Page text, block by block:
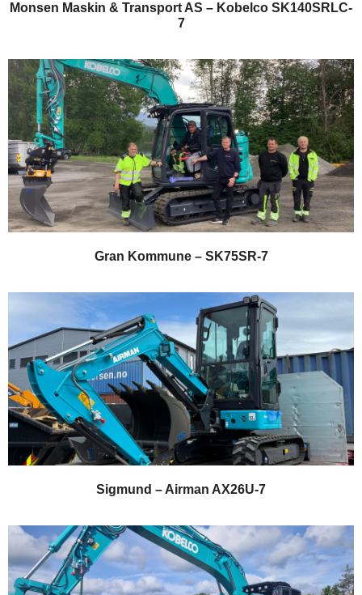
Monsen Maskin & Transport AS – Kobelco SK140SRLC-
7
Gran Kommune – SK75SR-7
Sigmund – Airman AX26U-7